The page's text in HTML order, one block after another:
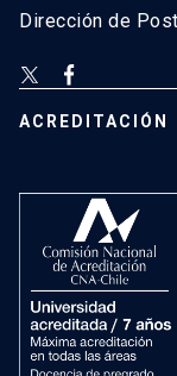
Dirección de
ACREDITACIÓN